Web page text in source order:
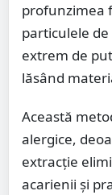
profunzimea
particulele
extrem de
lăsând
Această
alergice,
extracție
acarienii și